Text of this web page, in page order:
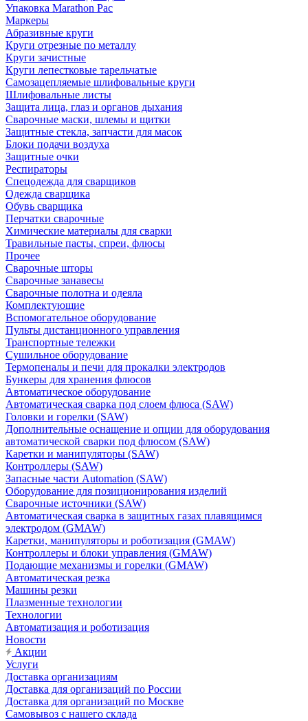
Упаковка Marathon Pac
Маркеры
Абразивные круги
Круги отрезные по металлу
Круги зачистные
Круги лепестковые тарельчатые
Самозацепляемые шлифовальные круги
Шлифовальные листы
Защита лица, глаз и органов дыхания
Сварочные маски, шлемы и щитки
Защитные стекла, запчасти для масок
Блоки подачи воздуха
Защитные очки
Респираторы
Спецодежда для сварщиков
Одежда сварщика
Обувь сварщика
Перчатки сварочные
Химические материалы для сварки
Травильные пасты, спреи, флюсы
Прочее
Сварочные шторы
Сварочные занавесы
Сварочные полотна и одеяла
Комплектующие
Вспомогательное оборудование
Пульты дистанционного управления
Транспортные тележки
Сушильное оборудование
Термопеналы и печи для прокалки электродов
Бункеры для хранения флюсов
Автоматическое оборудование
Автоматическая сварка под слоем флюса (SAW)
Головки и горелки (SAW)
Дополнительные оснащение и опции для оборудования
автоматической сварки под флюсом (SAW)
Каретки и манипуляторы (SAW)
Контроллеры (SAW)
Запасные части Automation (SAW)
Оборудование для позиционирования изделий
Сварочные источники (SAW)
Автоматическая сварка в защитных газах плавящимся
электродом (GMAW)
Каретки, манипуляторы и роботизация (GMAW)
Контроллеры и блоки управления (GMAW)
Подающие механизмы и горелки (GMAW)
Автоматическая резка
Машины резки
Плазменные технологии
Технологии
Автоматизация и роботизация
Новости
Акции
Услуги
Доставка организациям
Доставка для организаций по России
Доставка для организаций по Москве
Самовывоз с нашего склада